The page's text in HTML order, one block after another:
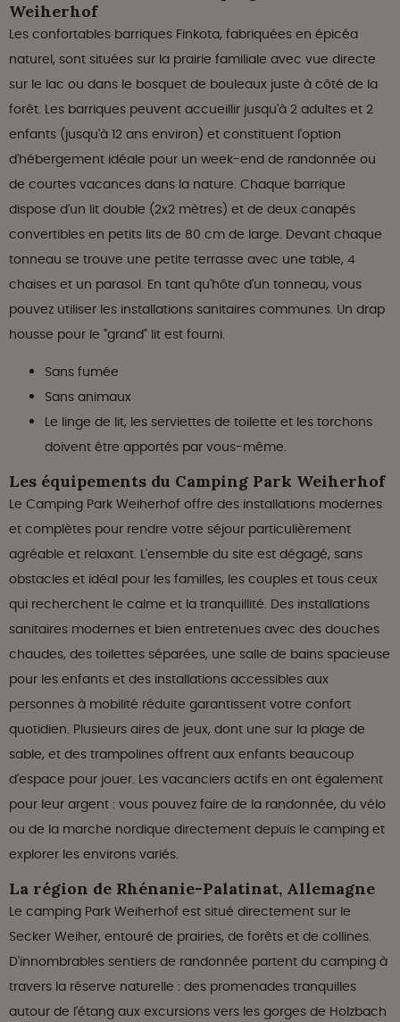
Weiherhof
Les confortables barriques Finkota, fabriquées en épicéa
naturel, sont situées sur la prairie familiale avec vue directe
sur le lac ou dans le bosquet de bouleaux juste à côté de la
forêt. Les barriques peuvent accueillir jusqu'à 2 adultes et 2
enfants (jusqu'à 12 ans environ) et constituent l'option
d'hébergement idéale pour un week-end de randonnée ou
de courtes vacances dans la nature. Chaque barrique
dispose d'un lit double (2x2 mètres) et de deux canapés
convertibles en petits lits de 80 cm de large. Devant chaque
tonneau se trouve une petite terrasse avec une table, 4
chaises et un parasol. En tant qu'hôte d'un tonneau, vous
pouvez utiliser les installations sanitaires communes. Un drap
housse pour le "grand" lit est fourni.
Sans fumée
Sans animaux
Le linge de lit, les serviettes de toilette et les torchons
doivent être apportés par vous-même.
Les équipements du Camping Park Weiherhof
Le Camping Park Weiherhof offre des installations modernes
et complètes pour rendre votre séjour particulièrement
agréable et relaxant. L'ensemble du site est dégagé, sans
obstacles et idéal pour les familles, les couples et tous ceux
qui recherchent le calme et la tranquillité. Des installations
sanitaires modernes et bien entretenues avec des douches
chaudes, des toilettes séparées, une salle de bains spacieuse
pour les enfants et des installations accessibles aux
personnes à mobilité réduite garantissent votre confort
quotidien. Plusieurs aires de jeux, dont une sur la plage de
sable, et des trampolines offrent aux enfants beaucoup
d'espace pour jouer. Les vacanciers actifs en ont également
pour leur argent : vous pouvez faire de la randonnée, du vélo
ou de la marche nordique directement depuis le camping et
explorer les environs variés.
La région de Rhénanie-Palatinat, Allemagne
Le camping Park Weiherhof est situé directement sur le
Secker Weiher, entouré de prairies, de forêts et de collines.
D'innombrables sentiers de randonnée partent du camping à
travers la réserve naturelle : des promenades tranquilles
autour de l'étang aux excursions vers les gorges de Holzbach